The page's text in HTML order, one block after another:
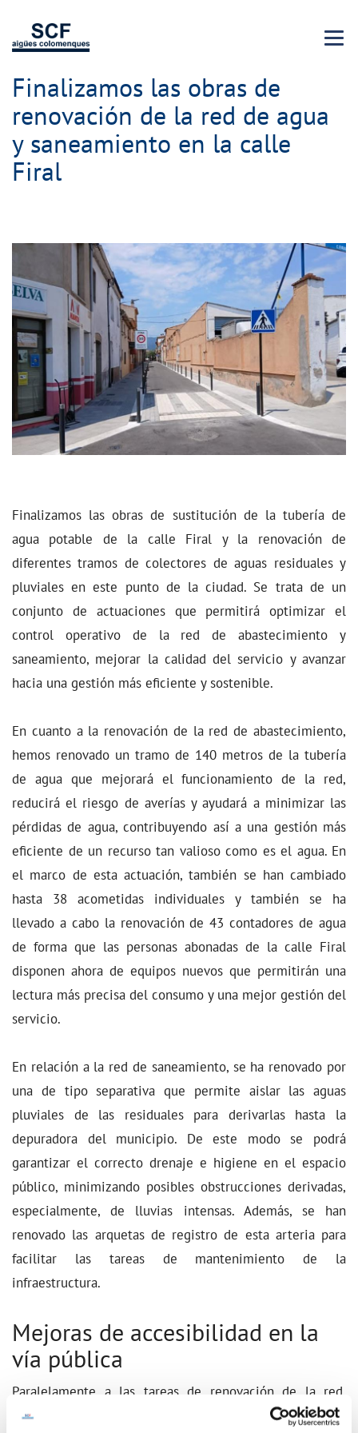
Menu
Finalizamos las obras de
renovación de la red de agua
y saneamiento en la calle
Firal
Finalizamos las obras de sustitución de la tubería de
agua potable de la calle Firal y la renovación de
diferentes tramos de colectores de aguas residuales y
pluviales en este punto de la ciudad. Se trata de un
conjunto de actuaciones que permitirá optimizar el
control operativo de la red de abastecimiento y
saneamiento, mejorar la calidad del servicio y avanzar
hacia una gestión más eficiente y sostenible.
En cuanto a la renovación de la red de abastecimiento,
hemos renovado un tramo de 140 metros de la tubería
de agua que mejorará el funcionamiento de la red,
reducirá el riesgo de averías y ayudará a minimizar las
pérdidas de agua, contribuyendo así a una gestión más
eficiente de un recurso tan valioso como es el agua. En
el marco de esta actuación, también se han cambiado
hasta 38 acometidas individuales y también se ha
llevado a cabo la renovación de 43 contadores de agua
de forma que las personas abonadas de la calle Firal
disponen ahora de equipos nuevos que permitirán una
lectura más precisa del consumo y una mejor gestión del
servicio.
En relación a la red de saneamiento, se ha renovado por
una de tipo separativa que permite aislar las aguas
pluviales de las residuales para derivarlas hasta la
depuradora del municipio. De este modo se podrá
garantizar el correcto drenaje e higiene en el espacio
público, minimizando posibles obstrucciones derivadas,
especialmente, de lluvias intensas. Además, se han
renovado las arquetas de registro de esta arteria para
facilitar las tareas de mantenimiento de la
infraestructura.
Mejoras de accesibilidad en la
vía pública
Paralelamente a las tareas de renovación de la red,
también se han hecho obras en el asfalto y las aceras de